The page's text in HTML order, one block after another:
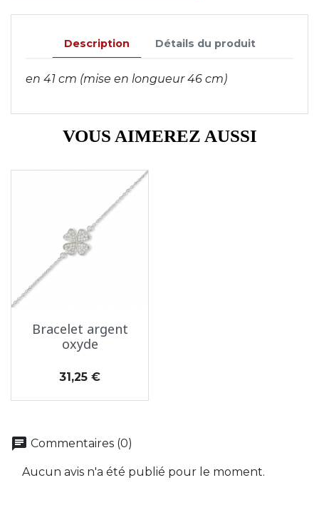
Description Détails du produit
en 41 cm (mise en longueur 46 cm)
VOUS AIMEREZ AUSSI
Bracelet argent
oxyde
Prix
31,25 €
chat Commentaires (0)
Aucun avis n'a été publié pour le moment.